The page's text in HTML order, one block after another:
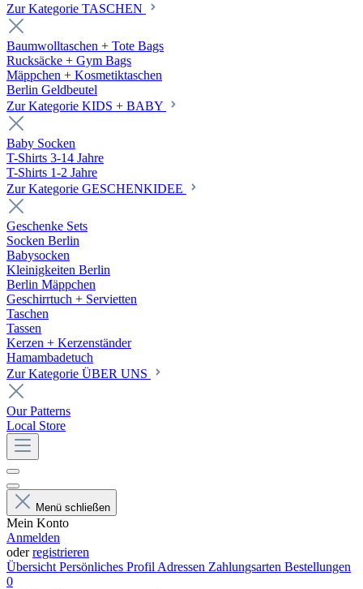
Zur Kategorie TASCHEN
Baumwolltaschen + Tote Bags
Rucksäcke + Gym Bags
Mäppchen + Kosmetiktaschen
Berlin Geldbeutel
Zur Kategorie KIDS + BABY
Baby Socken
T-Shirts 3-14 Jahre
T-Shirts 1-2 Jahre
Zur Kategorie GESCHENKIDEE
Geschenke Sets
Socken Berlin
Babysocken
Kleinigkeiten Berlin
Berlin Mäppchen
Geschirrtuch + Servietten
Taschen
Tassen
Kerzen + Kerzenständer
Hamambadetuch
Zur Kategorie ÜBER UNS
Our Patterns
Local Store
Menü schließen
Mein Konto
Anmelden
oderregistrieren
Übersicht Persönliches Profil Adressen Zahlungsarten Bestellungen
0